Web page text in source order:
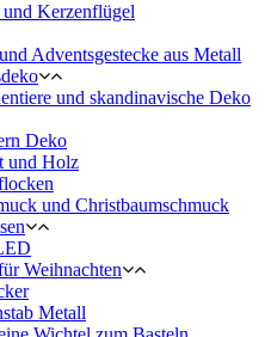
Kerzenflügel
Adventsgestecke aus Metall
und skandinavische Deko
Deko
und Holz
und Christbaumschmuck
Weihnachten
Metall